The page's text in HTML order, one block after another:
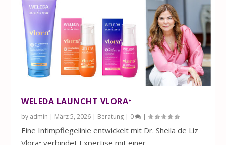
WELEDA LAUNCHT VLORA⁺
by admin | März 5, 2026 | Beratung | 0 |
Eine Intimpflegelinie entwickelt mit Dr. Sheila de Liz